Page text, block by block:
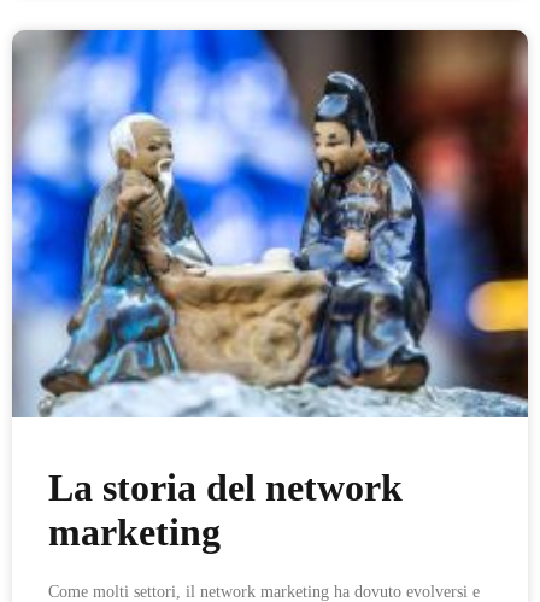
La storia del network
marketing
Come molti settori, il network marketing ha dovuto evolversi e